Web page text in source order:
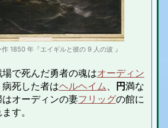
1850 年『エイギルと彼の 9 人の波 』
で死んだ勇者の魂はオーディン
病死した者はヘルヘイム、 円満な
オーディンの妻フリッグの館に
す。